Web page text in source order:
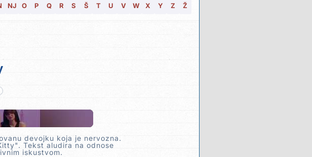
NJ O P Q R S Š T U V W X Y Z Ž
devojku koja je nervozna.
Tekst aludira na odnose
iskustvom.